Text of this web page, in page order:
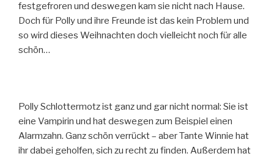
festgefroren und deswegen kam sie nicht nach Hause.
Doch für Polly und ihre Freunde ist das kein Problem und
so wird dieses Weihnachten doch vielleicht noch für alle
schön…
Polly Schlottermotz ist ganz und gar nicht normal: Sie ist
eine Vampirin und hat deswegen zum Beispiel einen
Alarmzahn. Ganz schön verrückt – aber Tante Winnie hat
ihr dabei geholfen, sich zu recht zu finden. Außerdem hat